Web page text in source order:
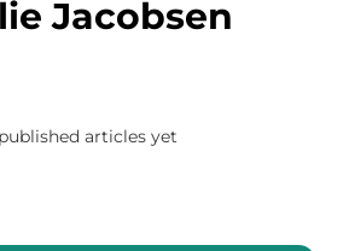
Jacobsen
articles yet